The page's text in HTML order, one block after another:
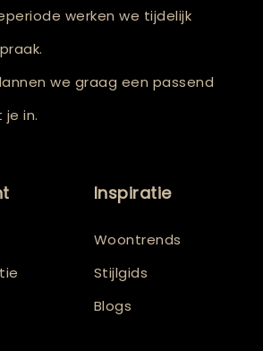
werken we tijdelijk
we graag een passend
in.
Inspiratie
Woontrends
Stijlgids
Blogs